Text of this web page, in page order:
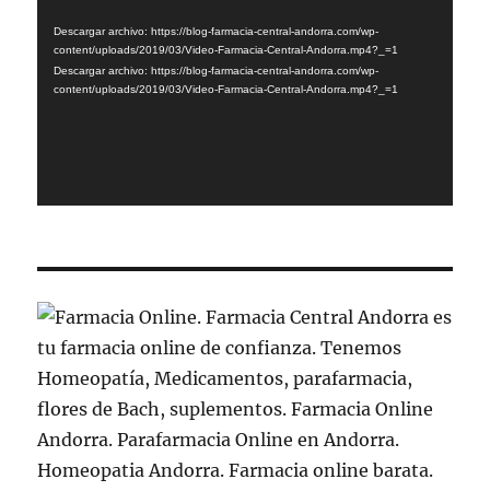
vídeo
Descargar archivo: https://blog-farmacia-central-andorra.com/wp-
content/uploads/2019/03/Video-Farmacia-Central-Andorra.mp4?_=1
Descargar archivo: https://blog-farmacia-central-andorra.com/wp-
content/uploads/2019/03/Video-Farmacia-Central-Andorra.mp4?_=1